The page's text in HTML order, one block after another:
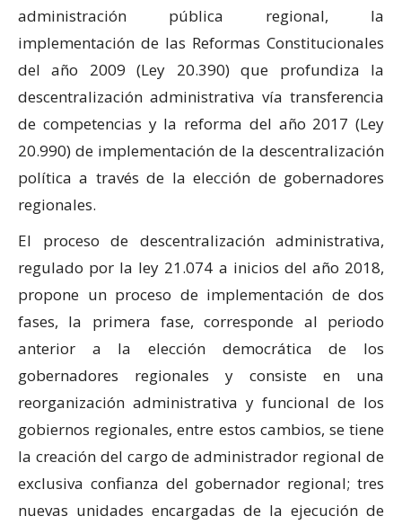
administración pública regional, la
implementación de las Reformas Constitucionales
del año 2009 (Ley 20.390) que profundiza la
descentralización administrativa vía transferencia
de competencias y la reforma del año 2017 (Ley
20.990) de implementación de la descentralización
política a través de la elección de gobernadores
regionales.
El proceso de descentralización administrativa,
regulado por la ley 21.074 a inicios del año 2018,
propone un proceso de implementación de dos
fases, la primera fase, corresponde al periodo
anterior a la elección democrática de los
gobernadores regionales y consiste en una
reorganización administrativa y funcional de los
gobiernos regionales, entre estos cambios, se tiene
la creación del cargo de administrador regional de
exclusiva confianza del gobernador regional; tres
nuevas unidades encargadas de la ejecución de